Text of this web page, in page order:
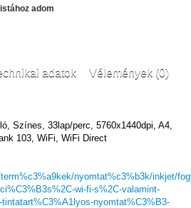
adom
adatok Vélemények (0)
Színes, 33lap/perc, 5760x1440dpi, A4,
103, WiFi, WiFi Direct
nyomtat%c3%b3k/inkjet/
wi-fi-s%2C-valamint-
nyomtat%C3%B3-